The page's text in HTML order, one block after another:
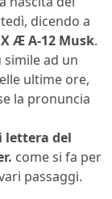
dicendo a
X Æ A-12 Musk.
ad un
ultime ore,
la pronuncia
lettera del
come si fa per
passaggi.